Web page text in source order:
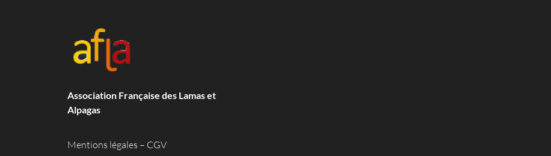
Association Française des Lamas et
Alpagas
Mentions légales – CGV